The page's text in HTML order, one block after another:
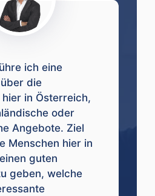
ich eine
die
in Österreich,
oder
Angebote. Ziel
Menschen hier in
guten
geben, welche